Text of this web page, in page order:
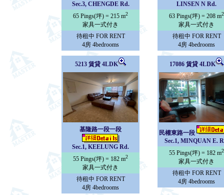
Sec.3, CHENGDE Rd.
65 Pings(坪) = 215 m2
家具一式付き
待租中 FOR RENT
4房 4bedrooms
LINSEN N Rd.
63 Pings(坪) = 208 m2
家具一式付き
待租中 FOR RENT
4房 4bedrooms
5213 賃貸 4LDK
基隆路一段一段
Sec.1, KEELUNG Rd.
55 Pings(坪) = 182 m2
家具一式付き
待租中 FOR RENT
4房 4bedrooms
17086 賃貸 4LDK
民權東路一段
Sec.1, MINQUAN E.
55 Pings(坪) = 182 m2
家具一式付き
待租中 FOR RENT
4房 4bedrooms